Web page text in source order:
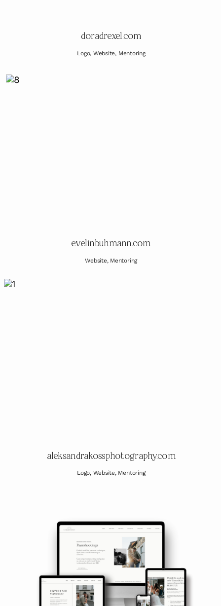
doradrexel.com
evelinbuhmann.com
Logo, Website, Mentoring
Website, Mentoring
aleksandrakossphotography.com
Logo, Website, Mentoring